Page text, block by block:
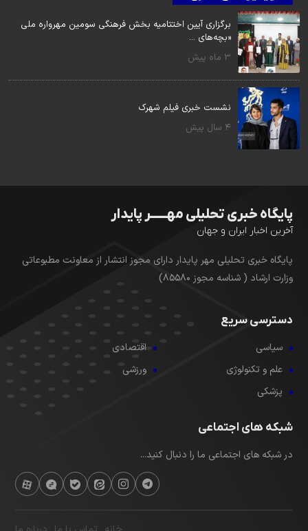
برگزاری آیین اختتامیه بخش فرهنگی سومین مهرواره ملی
«بچه‌های ...
3 ماه پیش
نشست خبری فیلم شهرک
4 سال پیش
پایگاه خبری تحلیلی مهــــــر پایدار
آخرین اخبار ایران و جهان
پایگاه خبری تحلیلی مهر پایدار دارای مجوز انتشار از معاونت مطبوعاتی
وزارت ارشاد ( شناسه مجوز 85580)
دسترسی سریع
سیاسی
اقتصادی
علم و تکنولوژی
ورزشی
پزشکی
شبکه های اجتماعی
در شبکه های اجتماعی ما را دنبال کنید...